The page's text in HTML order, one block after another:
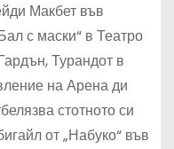
Макбет във
с маски“ в Театро
Турандот в
на Арена ди
стотното си
от „Набуко“ във